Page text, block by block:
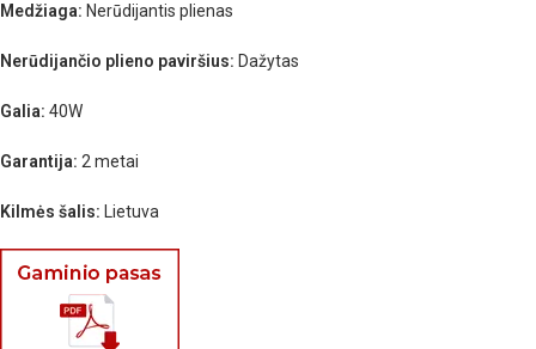
Medžiaga: Nerūdijantis plienas
Nerūdijančio plieno paviršius: Dažytas
Galia: 40W
Garantija: 2 metai
Kilmės šalis: Lietuva